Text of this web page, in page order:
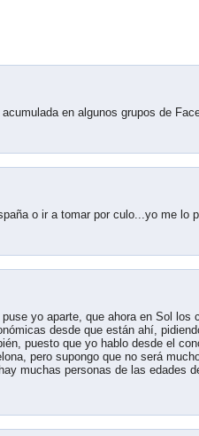
en algunos grupos de
o ir a tomar por culo...yo me lo
puse yo aparte, que ahora en Sol
desde que están ahí,
puesto que yo hablo desde el
pero supongo que no será
muchas personas de las edades